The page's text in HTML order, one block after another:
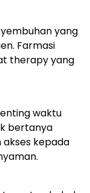
yang
Farmasi
therapy yang
waktu
bertanya
kepada